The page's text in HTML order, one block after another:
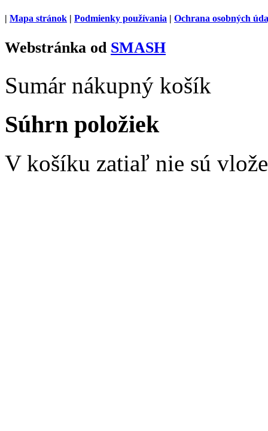
| Mapa stránok | Podmienky používania | Ochrana osobných
Webstránka od SMASH
Sumár nákupný košík
Súhrn položiek
V košíku zatiaľ nie sú